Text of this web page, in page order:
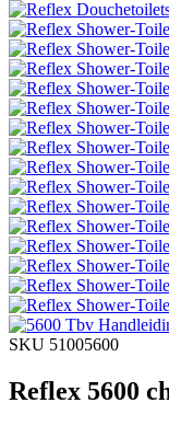
SKU 51005600
Reflex 5600